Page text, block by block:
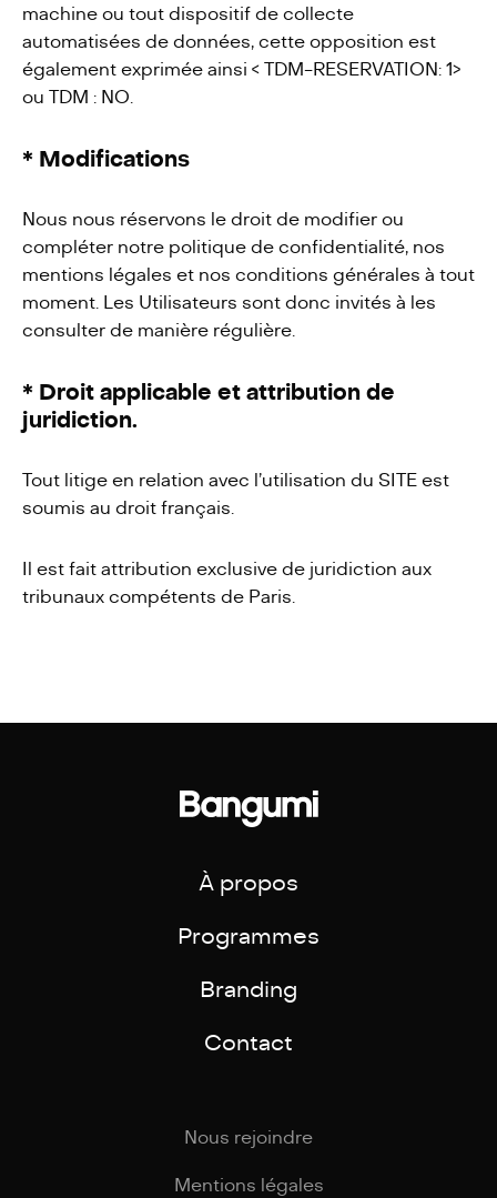
machine ou tout dispositif de collecte
automatisées de données, cette opposition est
également exprimée ainsi < TDM-RESERVATION: 1>
ou TDM : NO.
* Modifications
Nous nous réservons le droit de modifier ou
compléter notre politique de confidentialité, nos
mentions légales et nos conditions générales à tout
moment. Les Utilisateurs sont donc invités à les
consulter de manière régulière.
* Droit applicable et attribution de
juridiction.
Tout litige en relation avec l’utilisation du SITE est
soumis au droit français.
Il est fait attribution exclusive de juridiction aux
tribunaux compétents de Paris.
À propos
Programmes
Branding
Contact
Nous rejoindre
Mentions légales